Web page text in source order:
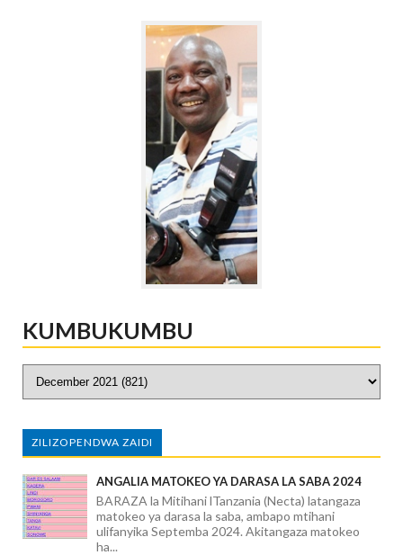
KUMBUKUMBU
ZILIZOPENDWA ZAIDI
ANGALIA MATOKEO YA DARASA LA SABA 2024
BARAZA la Mitihani lTanzania (Necta) latangaza
matokeo ya darasa la saba, ambapo mtihani
ulifanyika Septemba 2024. Akitangaza matokeo
ha...